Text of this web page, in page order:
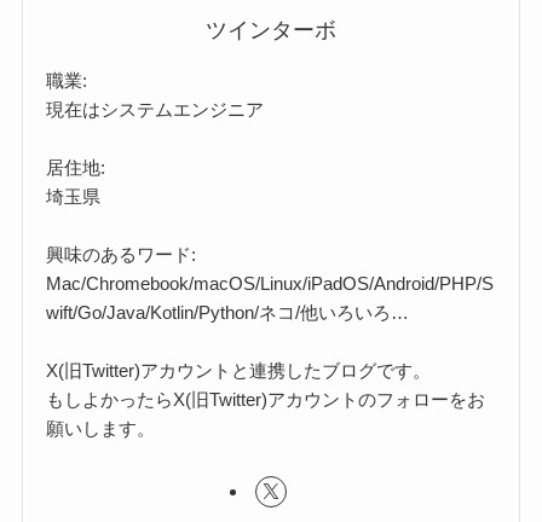
ツインターボ
職業:
現在はシステムエンジニア
居住地:
埼玉県
興味のあるワード:
Mac/Chromebook/macOS/Linux/iPadOS/Android/PHP/S
wift/Go/Java/Kotlin/Python/ネコ/他いろいろ…
X(旧Twitter)アカウントと連携したブログです。
もしよかったらX(旧Twitter)アカウントのフォローをお
願いします。